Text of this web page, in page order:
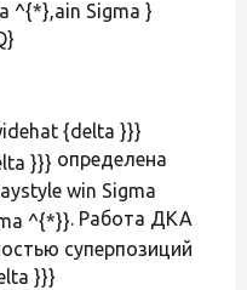
{delta }}}
определена
win Sigma
. Работа ДКА
суперпозиций
}}}